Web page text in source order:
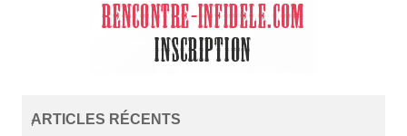
iARTICLES RÉCENTS